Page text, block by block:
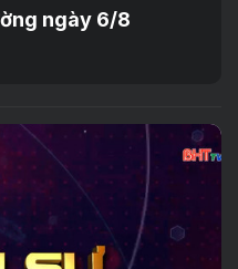
ngày 6/8